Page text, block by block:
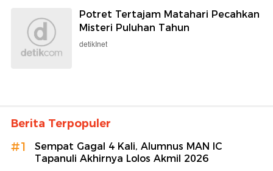
Potret Tertajam Matahari Pecahkan
Misteri Puluhan Tahun
detikInet
Berita Terpopuler
#1
Sempat Gagal 4 Kali, Alumnus MAN IC
Tapanuli Akhirnya Lolos Akmil 2026